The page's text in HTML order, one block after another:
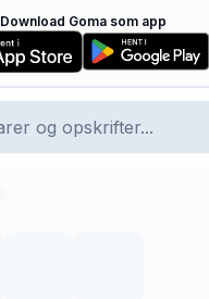
Download Goma som app